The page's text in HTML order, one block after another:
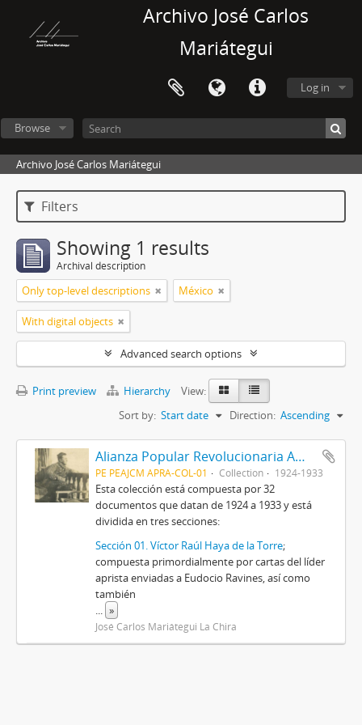
Archivo José Carlos
Mariátegui
Log in
Browse
Archivo José Carlos Mariátegui
Filters
Showing 1 results
Archival description
Only top-level descriptions México
With digital objects
Advanced search options
Print preview Hierarchy
View:
Sort by: Start date Direction: Ascending
Alianza Popular Revolucionaria Americana-APRA (Colección)
PE PEAJCM APRA-COL-01 Collection 1924-1933
Esta colección está compuesta por 32
documentos que datan de 1924 a 1933 y está
dividida en tres secciones:
Sección 01. Víctor Raúl Haya de la Torre;
compuesta primordialmente por cartas del líder
aprista enviadas a Eudocio Ravines, así como
también
... »
José Carlos Mariátegui La Chira